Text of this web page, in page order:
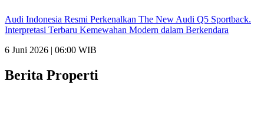
Audi Indonesia Resmi Perkenalkan The New Audi Q5 Sportback.
Interpretasi Terbaru Kemewahan Modern dalam Berkendara
6 Juni 2026 | 06:00 WIB
Berita Properti